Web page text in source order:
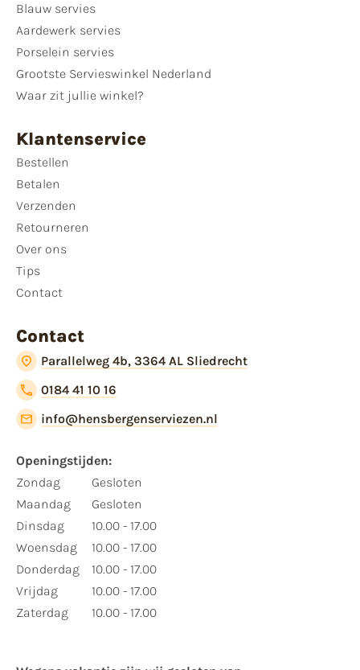
Blauw servies
Aardewerk servies
Porselein servies
Grootste Servieswinkel Nederland
Waar zit jullie winkel?
Klantenservice
Bestellen
Betalen
Verzenden
Retourneren
Over ons
Tips
Contact
Contact
Parallelweg 4b, 3364 AL Sliedrecht
0184 41 10 16
info@hensbergenserviezen.nl
Openingstijden:
Zondag
Maandag
Dinsdag
Woensdag
Donderdag
Vrijdag
Zaterdag
Gesloten
Gesloten
10.00 - 17.00
10.00 - 17.00
10.00 - 17.00
10.00 - 17.00
10.00 - 17.00